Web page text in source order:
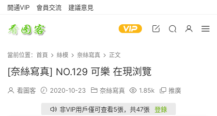
開通VIP 會員交流 建議意見
當前位置： 首頁 絲模 奈絲寫真 正文
[奈絲寫真] NO.129 可樂 在現浏覽
看圖客 2020-10-23 奈絲寫真 1.85k 推廣
非VIP用戶僅可查看5張，共47張 登錄